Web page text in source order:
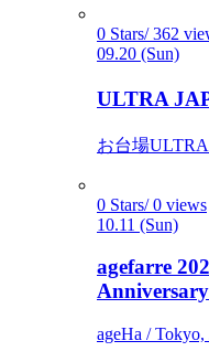
0 Stars/ 362
09.20 (Sun)
ULTRA
お台場
0 Stars/ 0 views
10.11 (Sun)
agefarre
ageHa / Tokyo,